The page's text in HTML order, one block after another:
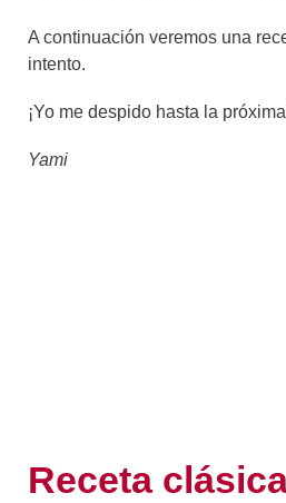
A continuación veremos una
intento.
¡Yo me despido hasta la
Yami
Receta